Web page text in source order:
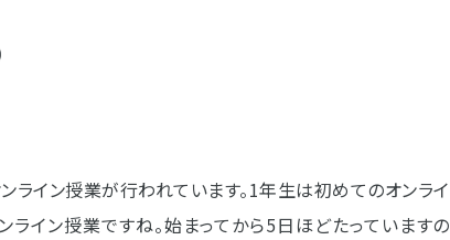
ライン授業が行われています。1年生は初めてのオンライ
ライン授業ですね。始まってから5日ほどたっていますの